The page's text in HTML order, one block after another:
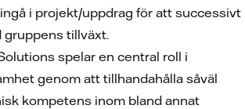
i projekt/uppdrag för att successivt
gruppens tillväxt.
spelar en central roll i
genom att tillhandahålla såväl
kompetens inom bland annat